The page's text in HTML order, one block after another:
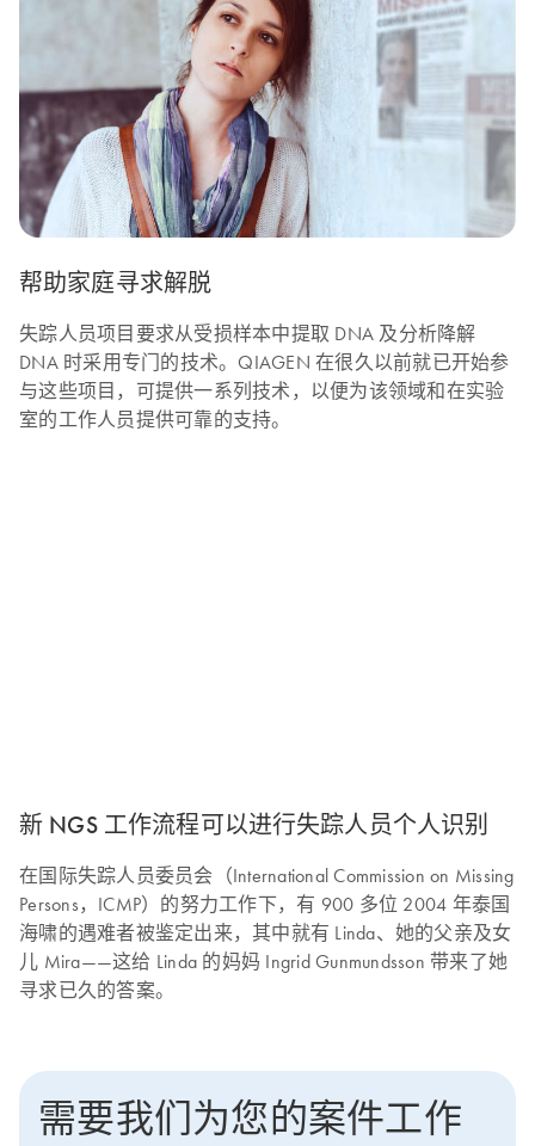
帮助家庭寻求解脱
失踪人员项目要求从受损样本中提取 DNA 及分析降解
DNA 时采用专门的技术。QIAGEN 在很久以前就已开始参
与这些项目，可提供一系列技术，以便为该领域和在实验
室的工作人员提供可靠的支持。
新 NGS 工作流程可以进行失踪人员个人识别
在国际失踪人员委员会（International Commission on Missing
Persons，ICMP）的努力工作下，有 900 多位 2004 年泰国
海啸的遇难者被鉴定出来，其中就有 Linda、她的父亲及女
儿 Mira——这给 Linda 的妈妈 Ingrid Gunmundsson 带来了她
寻求已久的答案。
需要我们为您的案件工作